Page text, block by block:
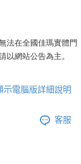
法在全國佳瑪實體門
網站公告為主。
示電腦版詳細說明
客服